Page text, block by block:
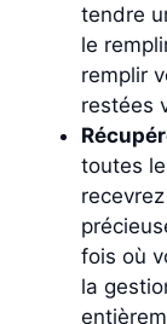
tendre
le
remplir
restées
toutes
fois où
la